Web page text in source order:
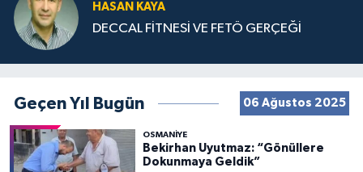
HASAN KAYA
DECCAL FİTNESİ VE FETÖ GERÇEĞİ
Geçen Yıl Bugün 06 Ağustos 2025
OSMANIYE
Bekirhan Uyutmaz: “Gönüllere
Dokunmaya Geldik”